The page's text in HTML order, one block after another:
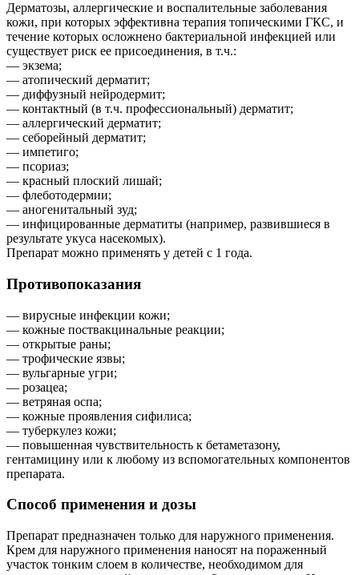
Дерматозы, аллергические и воспалительные заболевания
кожи, при которых эффективна терапия топическими ГКС, и
течение которых осложнено бактериальной инфекцией или
существует риск ее присоединения, в т.ч.:
— экзема;
— атопический дерматит;
— диффузный нейродермит;
— контактный (в т.ч. профессиональный) дерматит;
— аллергический дерматит;
— себорейный дерматит;
— импетиго;
— псориаз;
— красный плоский лишай;
— флеботодермии;
— аногенитальный зуд;
— инфицированные дерматиты (например, развившиеся в
результате укуса насекомых).
Препарат можно применять у детей с 1 года.
Противопоказания
— вирусные инфекции кожи;
— кожные поствакцинальные реакции;
— открытые раны;
— трофические язвы;
— вульгарные угри;
— розацеа;
— ветряная оспа;
— кожные проявления сифилиса;
— туберкулез кожи;
— повышенная чувствительность к бетаметазону,
гентамицину или к любому из вспомогательных компонентов
препарата.
Способ применения и дозы
Препарат предназначен только для наружного применения.
Крем для наружного применения наносят на пораженный
участок тонким слоем в количестве, необходимом для